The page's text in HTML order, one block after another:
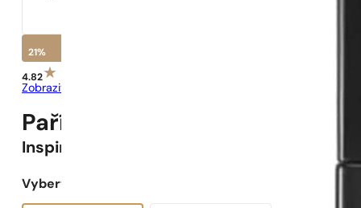
21%
4.82
Zobrazit recenze
Pařížské Parfémy N° 241 -
Inspirováno
Vyberte objem: